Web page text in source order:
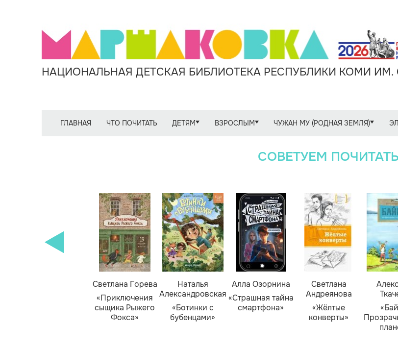
НАЦИОНАЛЬНАЯ ДЕТСКАЯ БИБЛИОТЕКА РЕСПУБЛИКИ КОМИ
ГЛАВНАЯ ЧТО ПОЧИТАТЬ ДЕТЯМ ВЗРОСЛЫМ ЧУЖАН МУ (РОДНАЯ ЗЕМЛЯ)
СОВЕТУЕМ ПОЧИТАТЬ
Светлана Горева
«Приключения
сыщика Рыжего
Фокса»
Наталья
Александровская
«Ботинки с
бубенцами»
Алла Озорнина
«Страшная тайна
смартфона»
Светлана
Андреянова
«Жёлтые
конверты»